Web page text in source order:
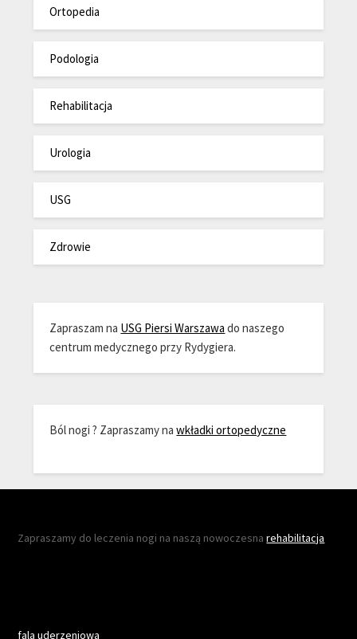
Ortopedia
Podologia
Rehabilitacja
Urologia
USG
Zdrowie
Zapraszam na USG Piersi Warszawa do naszego
centrum medycznego przy Rydygiera.
Ból nogi ? Zapraszamy nawkładki ortopedyczne
Zapraszamy do leczenia nogi na naszą nowoczesnarehabilitacja
fala uderzeniowa